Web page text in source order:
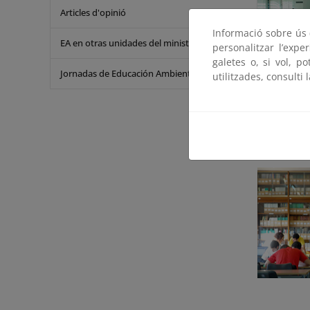
Articles d'opinió
EA en otras unidades del ministerio
Jornadas de Educación Ambiental
Informació sobre
personalitzar
galetes o, si vol,
utilitzades, consulti